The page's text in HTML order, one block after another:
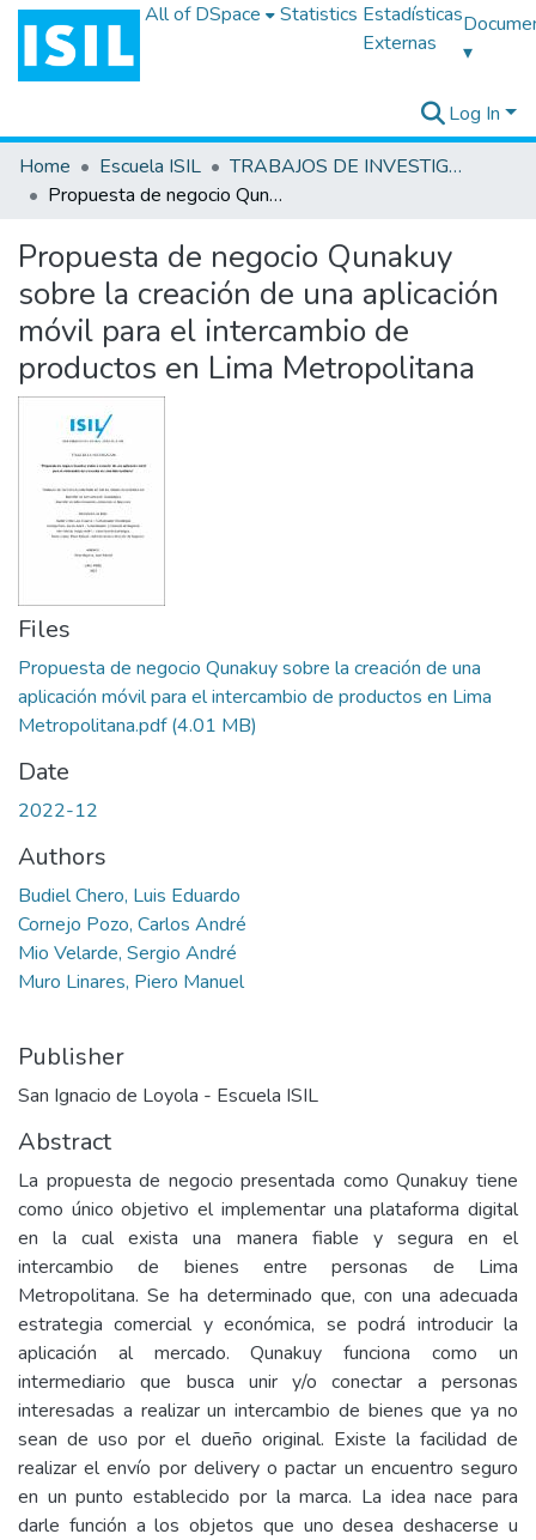
All of DSpace Statistics Estadísticas
Externas
▾
Log In
Home
Escuela ISIL
TRABAJOS DE INVESTIGACIÓN
Propuesta de negocio Qunakuy sobre la creación de una aplicación móvil para el intercambio de productos en Lima Metropolitana
Propuesta de negocio Qunakuy
sobre la creación de una aplicación
móvil para el intercambio de
productos en Lima Metropolitana
Files
Propuesta de negocio Qunakuy sobre la creación de una
aplicación móvil para el intercambio de productos en Lima
Metropolitana.pdf(4.01 MB)
Date
2022-12
Authors
Budiel Chero, Luis Eduardo
Cornejo Pozo, Carlos André
Mio Velarde, Sergio André
Muro Linares, Piero Manuel
Publisher
San Ignacio de Loyola - Escuela ISIL
Abstract
La propuesta de negocio presentada como Qunakuy tiene
como único objetivo el implementar una plataforma digital
en la cual exista una manera fiable y segura en el
intercambio de bienes entre personas de Lima
Metropolitana. Se ha determinado que, con una adecuada
estrategia comercial y económica, se podrá introducir la
aplicación al mercado. Qunakuy funciona como un
intermediario que busca unir y/o conectar a personas
interesadas a realizar un intercambio de bienes que ya no
sean de uso por el dueño original. Existe la facilidad de
realizar el envío por delivery o pactar un encuentro seguro
en un punto establecido por la marca. La idea nace para
darle función a los objetos que uno desea deshacerse u